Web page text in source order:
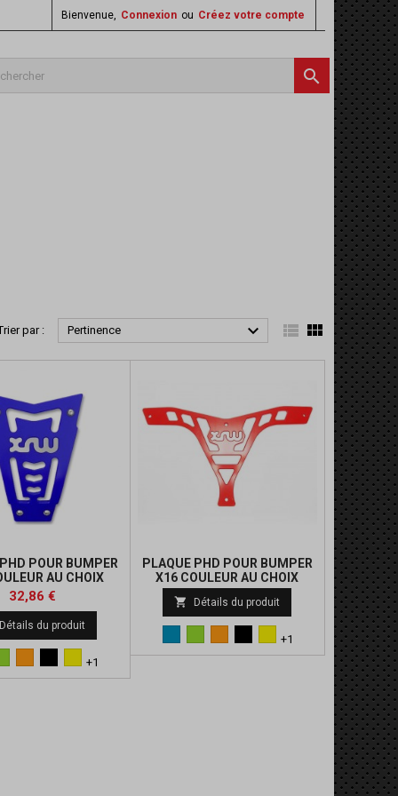
Bienvenue, Connexion ou Créez votre compte

par : Pertinence   
POUR BUMPER
AU CHOIX
Prix
32,86 €
Détails du produit
Jaune
+1
PLAQUE PHD POUR BUMPER
X16 COULEUR AU CHOIX
 Détails du produit
Jaune
+1